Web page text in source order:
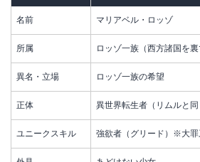
名前 マリアベル・ロッゾ
所属 ロッゾ一族（西方諸国を裏
異名・立場 ロッゾ一族の希望
正体 異世界転生者（リムルと同
ユニークスキル 強欲者（グリード）※大罪